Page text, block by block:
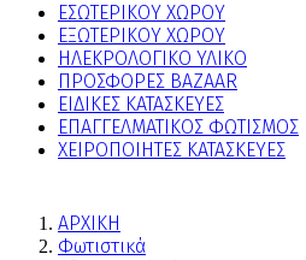
ΕΣΩΤΕΡΙΚΟΥ ΧΩΡΟΥ
ΕΞΩΤΕΡΙΚΟΥ ΧΩΡΟΥ
ΗΛΕΚΡΟΛΟΓΙΚΟ ΥΛΙΚΟ
ΠΡΟΣΦΟΡΕΣ BAZAAR
ΕΙΔΙΚΕΣ ΚΑΤΑΣΚΕΥΕΣ
ΕΠΑΓΓΕΛΜΑΤΙΚΟΣ ΦΩΤΙΣΜΟΣ
ΧΕΙΡΟΠΟΙΗΤΕΣ ΚΑΤΑΣΚΕΥΕΣ
ΑΡΧΙΚΗ
Φωτιστικά